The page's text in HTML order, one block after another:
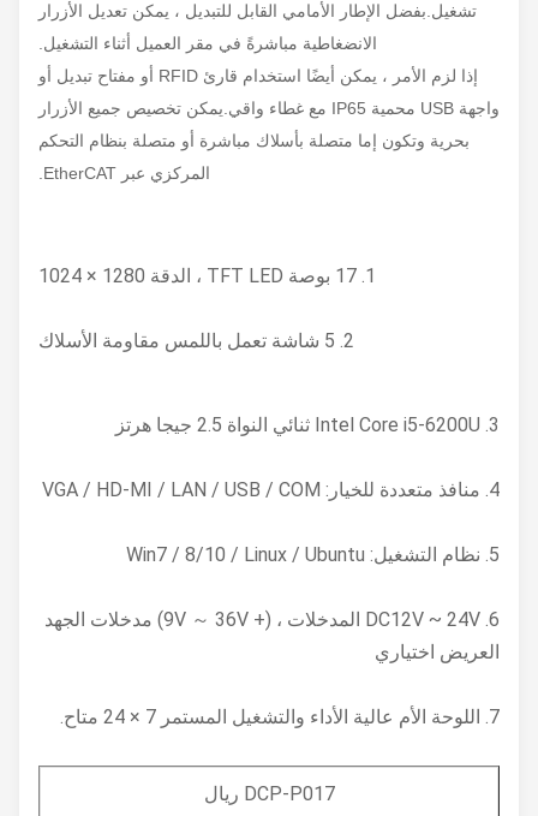
تشغيل.بفضل الإطار الأمامي القابل للتبديل ، يمكن تعديل الأزرار
الانضغاطية مباشرةً في مقر العميل أثناء التشغيل.
إذا لزم الأمر ، يمكن أيضًا استخدام قارئ RFID أو مفتاح تبديل أو
واجهة USB محمية IP65 مع غطاء واقي.يمكن تخصيص جميع الأزرار
بحرية وتكون إما متصلة بأسلاك مباشرة أو متصلة بنظام التحكم
المركزي عبر EtherCAT.
6. DC12V ~ 24V المدخلات ، (+ 9V ～ 36V) مدخلات الجهد
العريض اختياري
DCP-P017 ريال